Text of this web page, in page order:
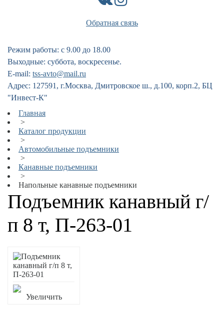
Обратная связь
Режим работы: с 9.00 до 18.00
Выходные: суббота, воскресенье.
E-mail: tss-avto@mail.ru
Адрес: 127591, г.Москва, Дмитровское ш., д.100, корп.2, БЦ
"Инвест-К"
Главная
>
Каталог продукции
>
Автомобильные подъемники
>
Канавные подъемники
>
Напольные канавные подъемники
Подъемник канавный г/
п 8 т, П-263-01
Увеличить